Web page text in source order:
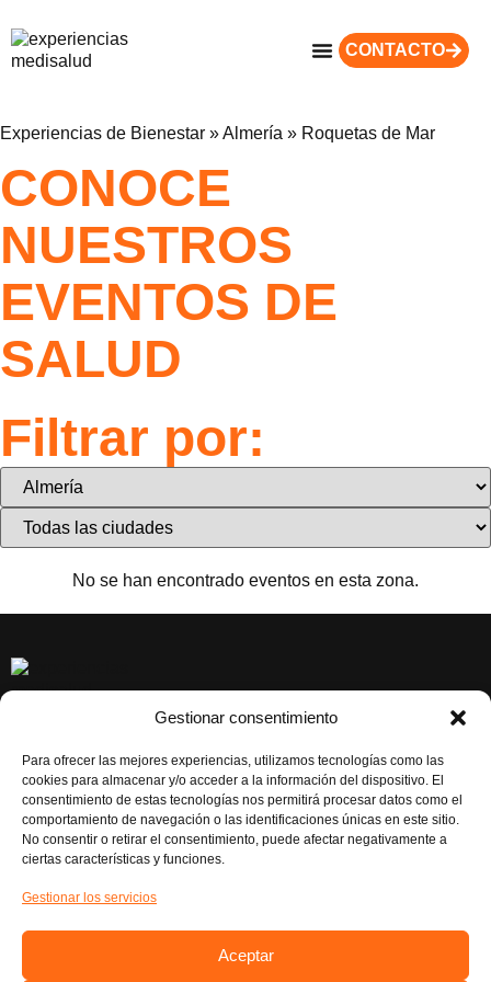
Gestionar consentimiento
Para ofrecer las mejores experiencias, utilizamos tecnologías como las
cookies para almacenar y/o acceder a la información del dispositivo. El
consentimiento de estas tecnologías nos permitirá procesar datos como el
comportamiento de navegación o las identificaciones únicas en este sitio.
No consentir o retirar el consentimiento, puede afectar negativamente a
ciertas características y funciones.
Gestionar los servicios
Aceptar
CONTACTO
Experiencias de Bienestar »Almería » Roquetas de Mar
CONOCE
NUESTROS
EVENTOS DE
SALUD
Filtrar por:
No se han encontrado eventos en esta zona.
EL BOVALAR, Carrer de la Senyera, 70, 46970 Alaquàs,
Valéncia
Atención al Cliente: 961986043
RESERVAS EXCURSIONES: 621 20 94 84